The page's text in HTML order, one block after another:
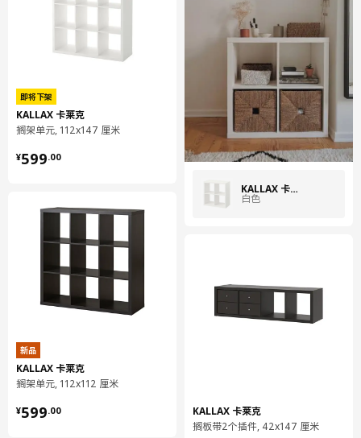
73.2 公升
宽度
保养说明和环境和材料
保养说明
用干净布块擦干
环境和材料
蜂窝纸芯刨花板和纤维板（100%再生纸）, 饰以丙烯酸漆, 塑料封
货号
604.719.45
设计师理念
即将下架
KALLAX 卡莱克
搁架单元, 112x147 厘米
¥599.00
¥ 599.00
新品
KALLAX 卡莱克
搁架单元, 112x112 厘米
¥599.00
¥ 599.00
KALLAX 卡莱克
白色
KALLAX 卡莱克
搁板带2个插件, 42x147 厘米